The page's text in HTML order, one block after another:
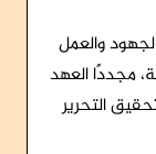
والعمل
مجددًا العهد
التحرير